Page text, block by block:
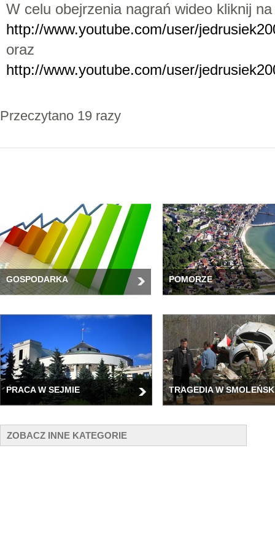
W celu obejrzenia nagrań wideo kliknij
http://www.youtube.com/user/
oraz
http://www.youtube.com/user/
Przeczytano 19 razy
GOSPODARKA POMORZE
PRACA W SEJMIE TRAGEDIA W
ZOBACZ INNE KATEGORIE